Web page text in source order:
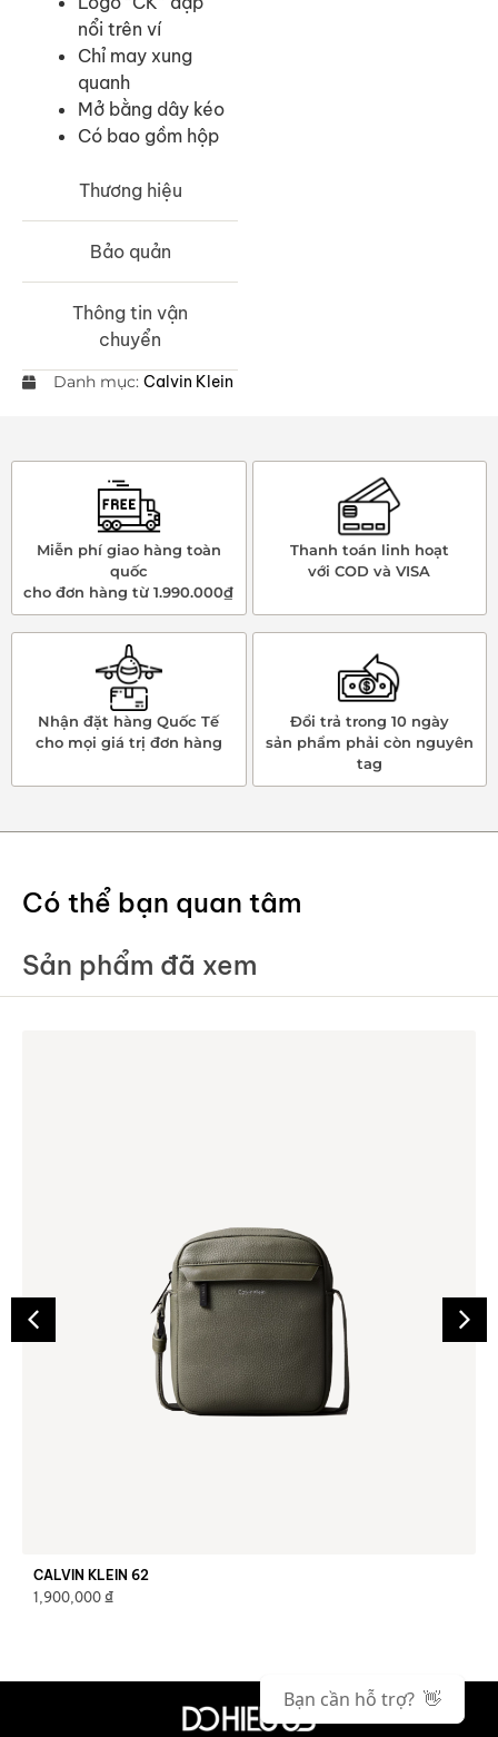
Thương hiệu
Bảo quản
Thông tin vận
chuyển
nổi trên ví
Chỉ may xung
quanh
Mở bằng dây kéo
Có bao gồm hộp
Danh mục: Calvin Klein
Miễn phí giao hàng toàn
quốc
cho đơn hàng từ 1.990.000₫
Thanh toán linh hoạt
với COD và VISA
Nhận đặt hàng Quốc Tế
cho mọi giá trị đơn hàng
Đổi trả trong 10 ngày
sản phẩm phải còn nguyên
tag
Có thể bạn quan tâm
Sản phẩm đã xem
CALVIN KLEIN 62
1,900,000 ₫
Bạn cần hỗ trợ? 👋